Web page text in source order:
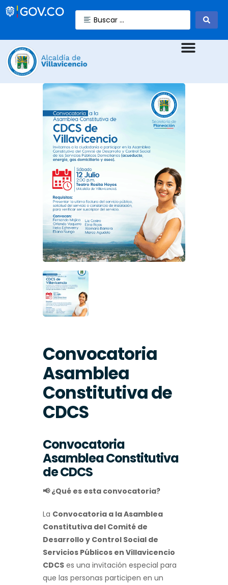
Convocatoria
Asamblea
Constitutiva de
CDCS
Convocatoria
Asamblea Constitutiva
de CDCS
📢¿Qué es esta convocatoria?
La Convocatoria a la Asamblea
Constitutiva del Comité de
Desarrollo y Control Social de
Servicios Públicos en Villavicencio
CDCS es una invitación especial para
que las personas participen en un